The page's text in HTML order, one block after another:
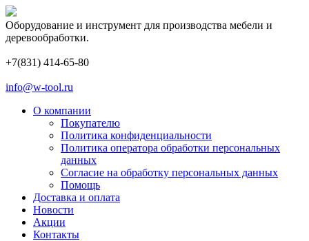
Оборудование и инструмент для производства мебели и
деревообработки.
+7(831) 414-65-80
info@w-tool.ru
О компании
Покупателю
Политика конфиденциальности
Политика оператора обработки персональных
данных
Согласие на обработку персональных данных
Помощь
Доставка и оплата
Новости
Акции
Контакты